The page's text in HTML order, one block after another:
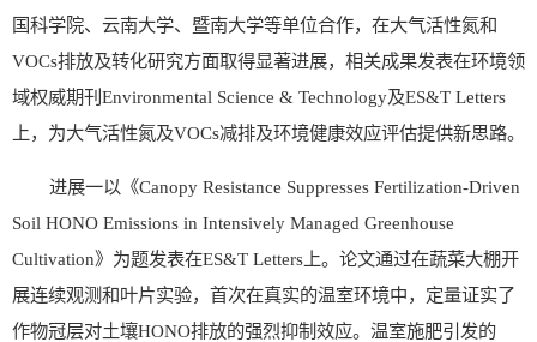
国科学院、云南大学、暨南大学等单位合作，在大气活性氮和
VOCs排放及转化研究方面取得显著进展，相关成果发表在环境领
域权威期刊Environmental Science & Technology及ES&T Letters
上，为大气活性氮及VOCs减排及环境健康效应评估提供新思路。
进展一以《Canopy Resistance Suppresses Fertilization-Driven
Soil HONO Emissions in Intensively Managed Greenhouse
Cultivation》为题发表在ES&T Letters上。论文通过在蔬菜大棚开
展连续观测和叶片实验，首次在真实的温室环境中，定量证实了
作物冠层对土壤HONO排放的强烈抑制效应。温室施肥引发的